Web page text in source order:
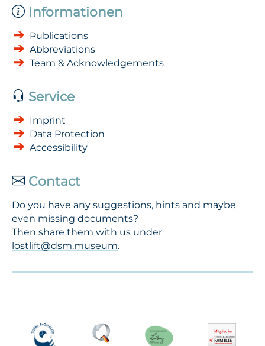
Informationen
Publications
Abbreviations
Team & Acknowledgements
Service
Imprint
Data Protection
Accessibility
Contact
Do you have any suggestions, hints and maybe
even missing documents?
Then share them with us under
lostlift@dsm.museum.